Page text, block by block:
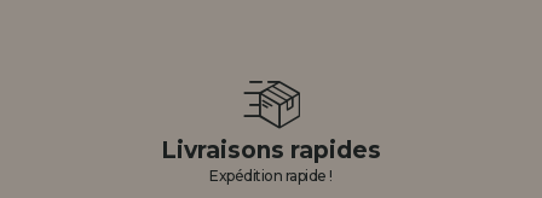
Livraisons rapides
Expédition rapide !